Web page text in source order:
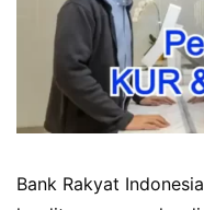
Bank Rakyat